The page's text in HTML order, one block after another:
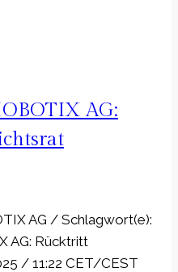
AG:
AG / Schlagwort(e):
AG: Rücktritt
/ 11:22 CET/CEST